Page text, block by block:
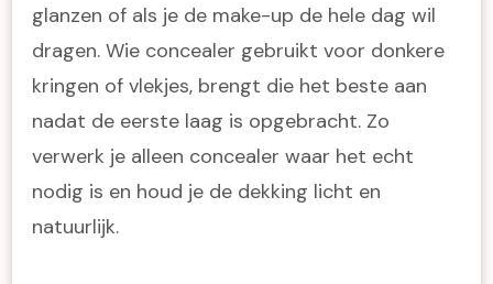
glanzen of als je de make-up de hele dag wil
dragen. Wie concealer gebruikt voor donkere
kringen of vlekjes, brengt die het beste aan
nadat de eerste laag is opgebracht. Zo
verwerk je alleen concealer waar het echt
nodig is en houd je de dekking licht en
natuurlijk.